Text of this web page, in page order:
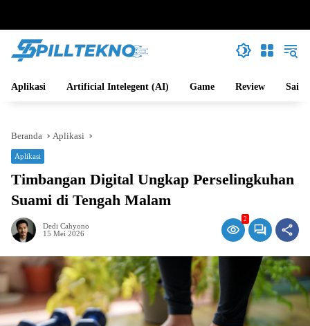
Aplikasi Artificial Intelegent (AI) Game Review Sains
Beranda Aplikasi
Aplikasi
Timbangan Digital Ungkap Perselingkuhan
Suami di Tengah Malam
Dedi Cahyono
15 Mei 2026
2